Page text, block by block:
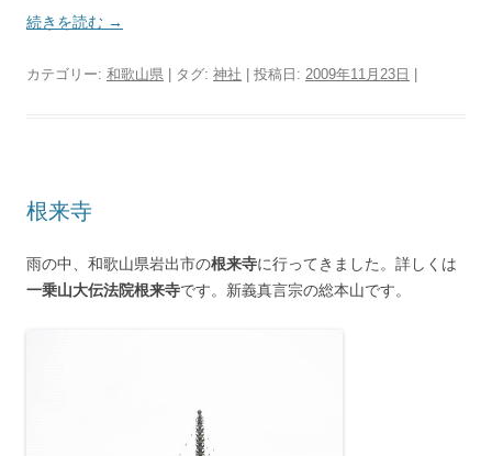
続きを読む →
カテゴリー: 和歌山県 | タグ: 神社 | 投稿日: 2009年11月23日 |
根来寺
雨の中、和歌山県岩出市の根来寺に行ってきました。詳しくは
一乗山大伝法院根来寺です。新義真言宗の総本山です。